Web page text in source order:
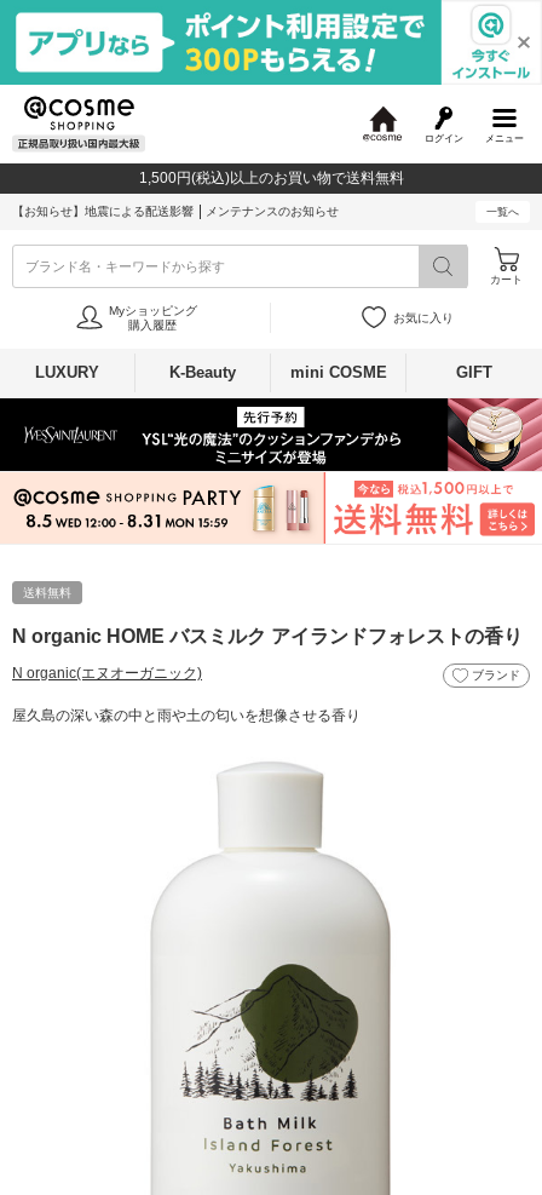
メニュー
ログイン
c
o
1,500円(税込)以上のお買い物で送料無料
【お知らせ】 地震による配送影響 メンテナンスのお知らせ 一覧へ
ブランド名・キーワードから探す
カート
Myショッピング
購入履歴
お気に入り
LUXURY K-Beauty mini COSME GIFT
送料無料
N organic HOME バスミルク アイランドフォレストの香り
N organic(エヌオーガニック) ブランド
屋久島の深い森の中と雨や土の匂いを想像させる香り